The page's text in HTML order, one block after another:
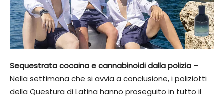
Sequestrata cocaina e cannabinoidi dalla polizia –
Nella settimana che si avvia a conclusione, i poliziotti
della Questura di Latina hanno proseguito in tutto il